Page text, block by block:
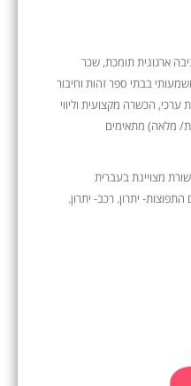
ארגונית תומכת, שכר
בבתי ספר זהות וחיבור
ערכי, הכשרה מקצועית וליווי
מלאה) מתאימים
מצויינת בעברית
יתרון. רכב- יתרון.